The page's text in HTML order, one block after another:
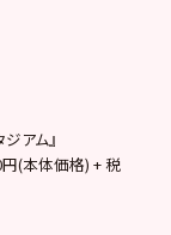
アム』
(本体価格) + 税